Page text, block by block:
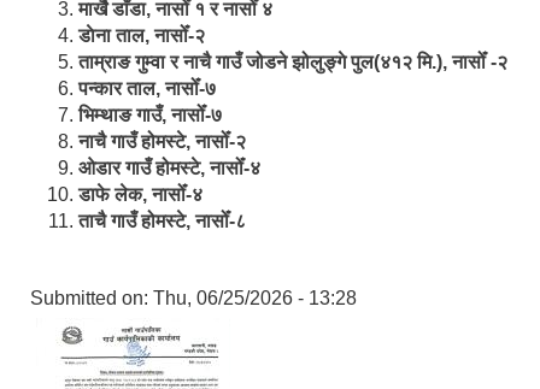
मार्खै डाँडा, नासोँ १ र नासोँ ४
डाेना ताल, नासोँ-२
ताम्राङ गुम्वा र नाचै गाउँ जोडने झोलुङ्गे पुल(४१२ मि.), नासोँ -२
पन्कार ताल, नासोँ-७
भिम्थाङ गाउँ, नासोँ-७
नाचै गाउँ होमस्टे, नासोँ-२
ओ‍‍‌डार गाउँ होमस्टे, नासोँ-४
डाफे लेक, नासोँ-४
ताचै गाउँ होमस्टे, नासोँ-८
Submitted on: Thu, 06/25/2026 - 13:28